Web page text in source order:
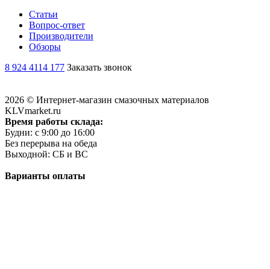
Статьи
Вопрос-ответ
Производители
Обзоры
8 924 4114 177 Заказать звонок
2026 © Интернет-магазин смазочных материалов
KLVmarket.ru
Время работы склада:
Будни: c 9:00 до 16:00
Без перерыва на обеда
Выходной: СБ и ВС
Варианты оплаты